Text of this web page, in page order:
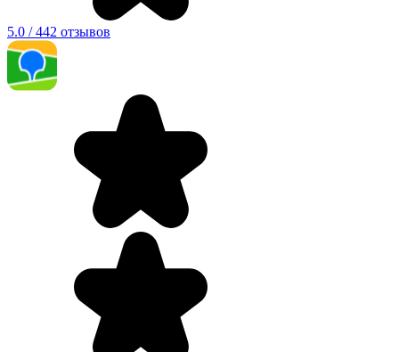
5.0 / 442 отзывов